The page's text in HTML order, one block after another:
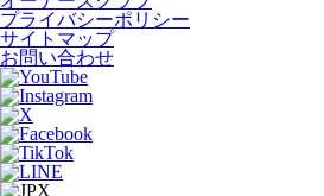
プライバシーポリシー
サイトマップ
お問い合わせ